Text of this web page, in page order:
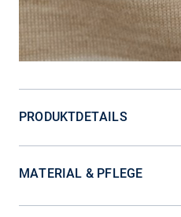
PRODUKTDETAILS
MATERIAL & PFLEGE